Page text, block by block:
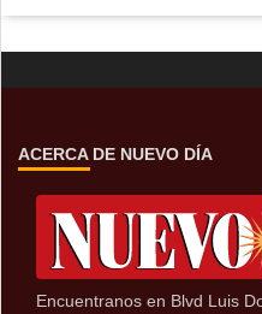
ACERCA DE NUEVO DÍA
Encuentranos en Blvd Luis